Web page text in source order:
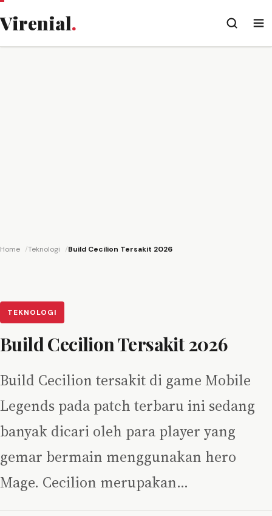
Virenial.
Home Teknologi Build Cecilion Tersakit 2026
TEKNOLOGI
Build Cecilion Tersakit 2026
Build Cecilion tersakit di game Mobile
Legends pada patch terbaru ini sedang
banyak dicari oleh para player yang
gemar bermain menggunakan hero
Mage. Cecilion merupakan…